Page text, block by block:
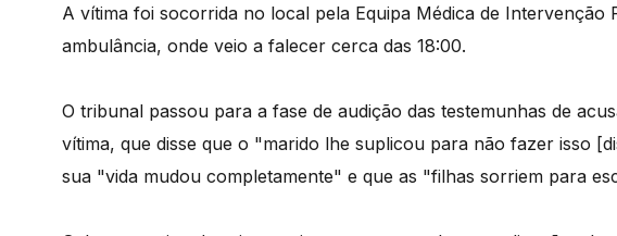
A vítima foi socorrida no local pela Equipa Médica de Intervenção
ambulância, onde veio a falecer cerca das 18:00.
O tribunal passou para a fase de audição das testemunhas de
vítima, que disse que o "marido lhe suplicou para não fazer isso
sua "vida mudou completamente" e que as "filhas sorriem para